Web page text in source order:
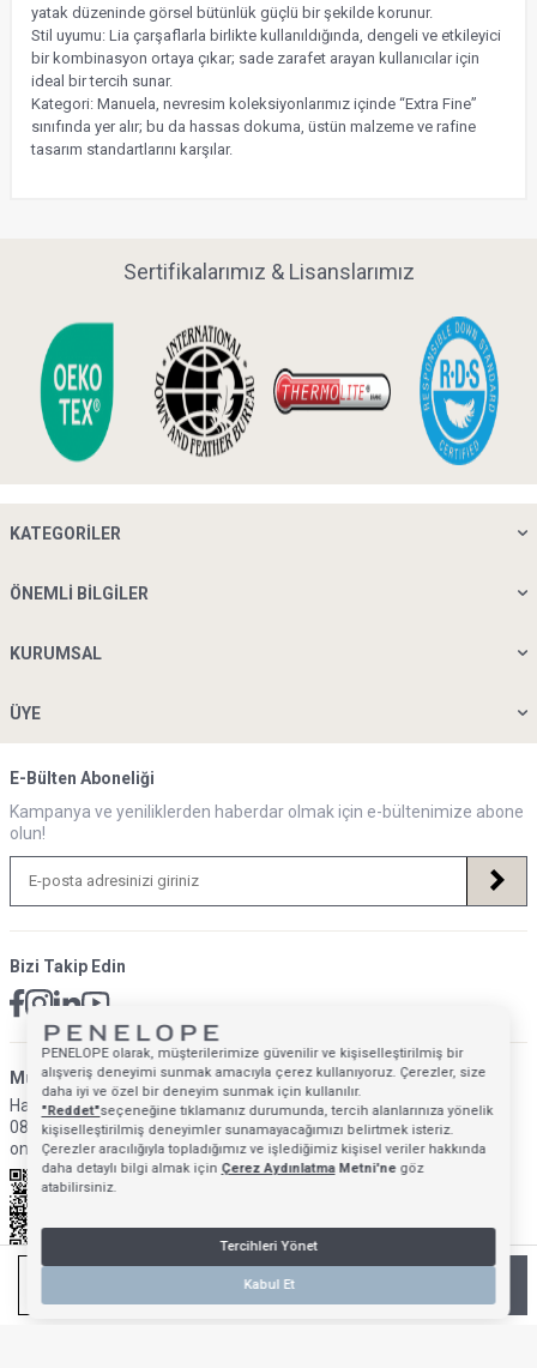
Anasayfa Mağazalarımız Favorilerim Giriş Yap Sepetim
SEPETE EKLE
yatak düzeninde görsel bütünlük güçlü bir şekilde korunur.
Stil uyumu: Lia çarşaflarla birlikte kullanıldığında, dengeli ve etkileyici
bir kombinasyon ortaya çıkar; sade zarafet arayan kullanıcılar için
ideal bir tercih sunar.
Kategori: Manuela, nevresim koleksiyonlarımız içinde “Extra Fine”
sınıfında yer alır; bu da hassas dokuma, üstün malzeme ve rafine
tasarım standartlarını karşılar.
Sertifikalarımız & Lisanslarımız
KATEGORILER
ÖNEMLI BILGILER
KURUMSAL
ÜYE
E-Bülten Aboneliği
Kampanya ve yeniliklerden haberdar olmak için e-bültenimize abone
olun!
Bizi Takip Edin
Müsteri Hizmetleri İletişim Adresi
Hafta İçi: 09:00 - 18:00
0850 640 1993
onlinedestek@penelopebedroom.com
PENELOPE olarak, müşterilerimize güvenilir ve kişiselleştirilmiş bir
alışveriş deneyimi sunmak amacıyla çerez kullanıyoruz. Çerezler, size
daha iyi ve özel bir deneyim sunmak için kullanılır.
"Reddet"seçeneğine tıklamanız durumunda, tercih alanlarınıza yönelik
kişiselleştirilmiş deneyimler sunamayacağımızı belirtmek isteriz.
Çerezler aracılığıyla topladığımız ve işlediğimiz kişisel veriler hakkında
daha detaylı bilgi almak için Çerez AydınlatmaMetni'negöz
atabilirsiniz.
Tercihleri Yönet
Kabul Et